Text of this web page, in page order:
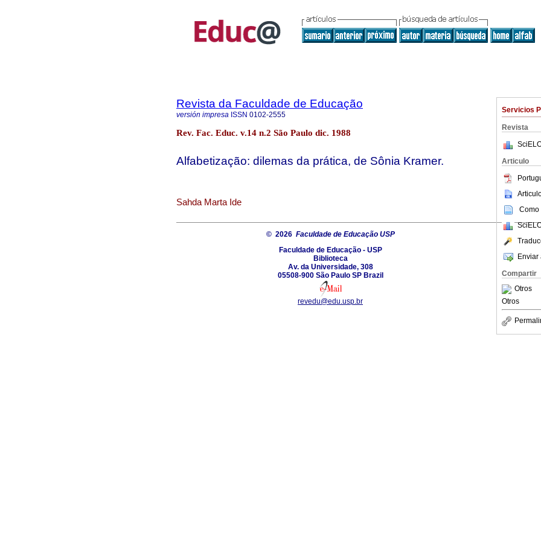
Servicios
Revista
Articulo
Como
Enviar
Compartir
Otros
Otros
Revista da Faculdade de Educação
versión impresa ISSN 0102-2555
Rev. Fac. Educ. v.14 n.2 São Paulo dic. 1988
Alfabetização: dilemas da prática, de Sônia Kramer.
Sahda Marta Ide
© 2026 Faculdade de Educação USP
Faculdade de Educação - USP
Biblioteca
Av. da Universidade, 308
05508-900 São Paulo SP Brazil
revedu@edu.usp.br